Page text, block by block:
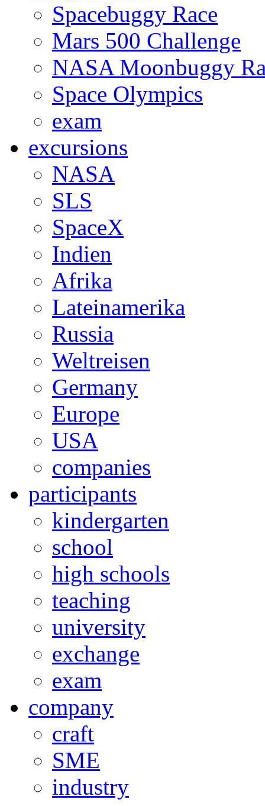
Spacebuggy Race
Mars 500 Challenge
NASA Moonbuggy
Space Olympics
exam
excursions
NASA
SLS
SpaceX
Indien
Afrika
Lateinamerika
Russia
Weltreisen
Germany
Europe
USA
companies
participants
kindergarten
school
high schools
teaching
university
exchange
exam
company
craft
SME
industry